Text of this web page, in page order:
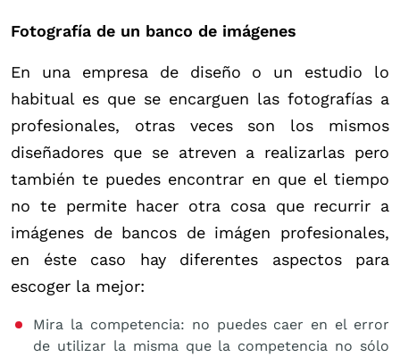
Fotografía de un banco de imágenes
En una empresa de diseño o un estudio lo
habitual es que se encarguen las fotografías a
profesionales, otras veces son los mismos
diseñadores que se atreven a realizarlas pero
también te puedes encontrar en que el tiempo
no te permite hacer otra cosa que recurrir a
imágenes de bancos de imágen profesionales,
en éste caso hay diferentes aspectos para
escoger la mejor:
Mira la competencia: no puedes caer en el error
de utilizar la misma que la competencia no sólo